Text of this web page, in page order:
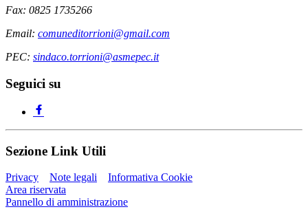
Fax: 0825 1735266
Email: comuneditorrioni@gmail.com
PEC: sindaco.torrioni@asmepec.it
Seguici su
Sezione Link Utili
Privacy Note legali
Informativa Cookie
Area riservata
Pannello di amministrazione